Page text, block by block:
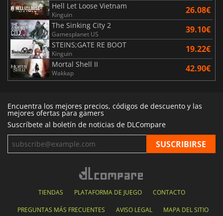
Hell Let Loose Vietnam
Kinguin 26.08€
The Sinking City 2
Gamesplanet US 39.10€
STEINS;GATE RE BOOT
Kinguin 19.22€
Mortal Shell II
Wakkap 42.90€
Encuentra los mejores precios, códigos de descuento y las
mejores ofertas para gamers
Suscríbete al boletín de noticias de DLCompare
TIENDAS PLATAFORMA DE JUEGO CONTACTO
PREGUNTAS MÁS FRECUENTES AVISO LEGAL MAPA DEL SITIO